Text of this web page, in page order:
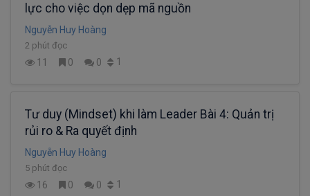
lực cho việc dọn dẹp mã nguồn
Nguyễn Huy Hoàng
2 phút đọc
11 0 0 1
Tư duy (Mindset) khi làm Leader Bài 4: Quản trị
rủi ro & Ra quyết định
Nguyễn Huy Hoàng
5 phút đọc
16 0 0 1